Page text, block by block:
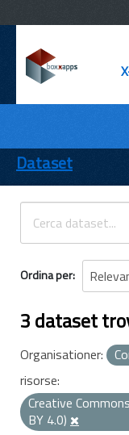
ENTI
TEMI
INFORMAZIONI
Dataset
Ordina per
3 dataset
Organisationer:
risorse:
Creative
BY 4.0)